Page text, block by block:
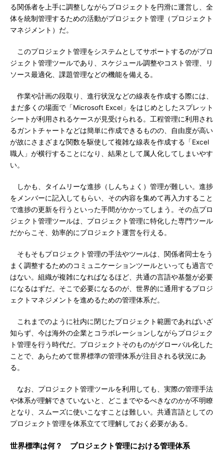
る関係者を上手に調整しながらプロジェクトを円滑に運営し、全
体を統制管理するための活動がプロジェクト管理（プロジェクト
マネジメント）だ。
このプロジェクト管理をシステムとしてサポートするのがプロ
ジェクト管理ツールであり、スケジュール調整やコスト管理、リ
ソース最適化、課題管理などの機能を備える。
作業や計画の段取り、進行状況などの線表を作成する際には、
まだ多くの場面で「Microsoft Excel」をはじめとしたスプレット
シートが利用されるケースが見受けられる。工程管理に利用され
るガントチャートなどは簡単に作成できるものの、自由度が高い
が故にさまざまな関数を駆使して複雑な線表を作成する「Excel
職人」が横行することになり、結果として属人化してしまいやす
い。
しかも、タイムリーな進捗（しんちょく）管理が難しい。進捗
をメンバーに記入してもらい、その内容を集めて再入力すること
で進捗の更新を行うといった手間がかかってしまう。その点プロ
ジェクト管理ツールは、プロジェクト管理に特化した専門ツール
だからこそ、効率的にプロジェクト運営を行える。
そもそもプロジェクト管理の手法やツールは、関係者同士をう
まく調整するためのコミュニケーションツールといっても過言で
はない。組織が複雑になればなるほど、共通の言語や基盤が必要
になるはずだ。そこで必要になるのが、世界的に通用するプロジ
ェクトマネジメントを進めるための管理体系だ。
これまでのように社内に閉じたプロジェクト範囲であればいざ
知らず、今は海外の企業とコラボレーションしながらプロジェク
ト管理を行う時代だ。プロジェクトそのものがグローバル化した
ことで、あらためて世界標準の管理体系が注目される状況にあ
る。
なお、プロジェクト管理ツールを利用しても、実際の管理手法
や体系が理解できていないと、どこまでやるべきなのかが不明瞭
となり、スムーズに使いこなすことは難しい。共通言語としての
プロジェクト管理を体系立てて理解しておく必要がある。
世界標準は何？ プロジェクト管理における管理体系